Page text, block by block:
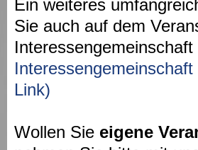
Ein weiteres
Sie auch auf dem
Link)
Wollen Sie eigene